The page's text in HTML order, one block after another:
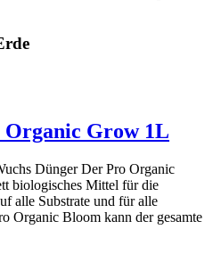
Grow 1L
Dünger Der Pro Organic
biologisches Mittel für die
alle Substrate und für alle
Organic Bloom kann der gesamte